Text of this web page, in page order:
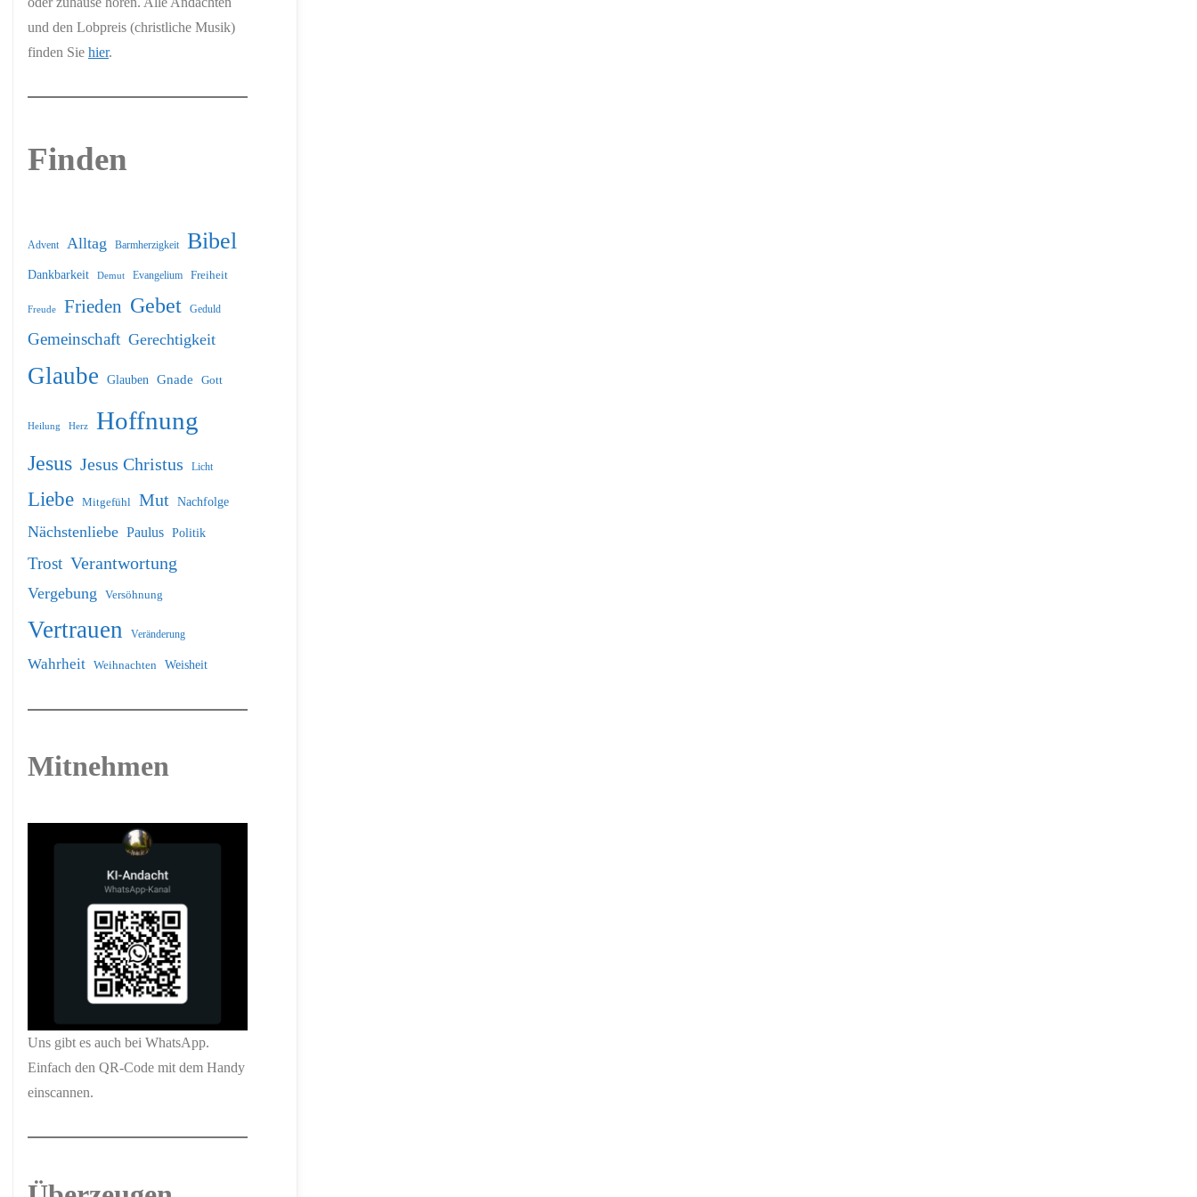
und den Lobpreis (christliche Musik)
finden Sie hier.
Finden
Advent Alltag Barmherzigkeit Bibel
Dankbarkeit Demut Evangelium Freiheit
Freude Frieden Gebet Geduld
Gemeinschaft Gerechtigkeit
Glaube Glauben Gnade Gott
Heilung Herz Hoffnung
Jesus Jesus Christus Licht
Liebe Mitgefühl Mut Nachfolge
Nächstenliebe Paulus Politik
Trost Verantwortung
Vergebung Versöhnung
Vertrauen Veränderung
Wahrheit Weihnachten Weisheit
Mitnehmen
Uns gibt es auch bei WhatsApp.
Einfach den QR-Code mit dem Handy
einscannen.